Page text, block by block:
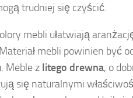
trudniej się czyścić.
mebli ułatwiają
mebli powinien być
Meble z litego drewna, o
się naturalnymi